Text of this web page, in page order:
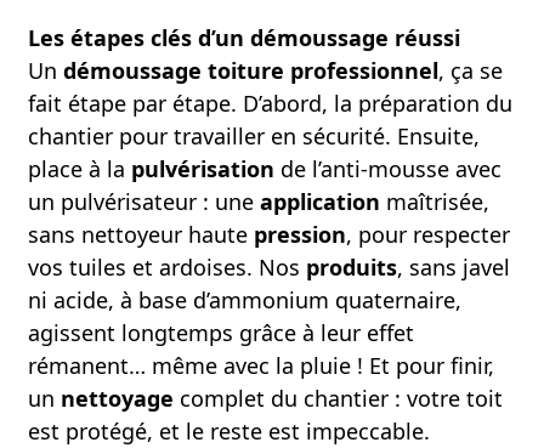
Les étapes clés d’un démoussage réussi
Un démoussage toiture professionnel, ça se
fait étape par étape. D’abord, la préparation du
chantier pour travailler en sécurité. Ensuite,
place à la pulvérisation de l’anti-mousse avec
un pulvérisateur : une application maîtrisée,
sans nettoyeur haute pression, pour respecter
vos tuiles et ardoises. Nos produits, sans javel
ni acide, à base d’ammonium quaternaire,
agissent longtemps grâce à leur effet
rémanent… même avec la pluie ! Et pour finir,
un nettoyage complet du chantier : votre toit
est protégé, et le reste est impeccable.